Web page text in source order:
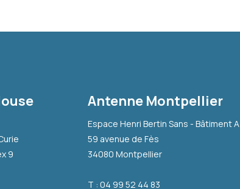
9
Antenne Montpellier
Espace Henri Bertin Sans - Bâtiment A
59 avenue de Fès
34080 Montpellier
T : 04 99 52 44 83